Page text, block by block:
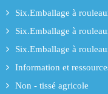
Six.Emballage à
Six.Emballage à
Six.Emballage à
Information et
Non - tissé agricole